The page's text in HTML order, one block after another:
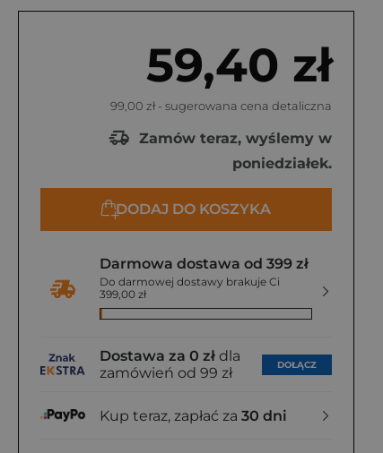
59,40 zł
99,00 zł - sugerowana cena detaliczna
Zamów teraz, wyślemy w
poniedziałek.
DODAJ DO KOSZYKA
Darmowa dostawa od 399 zł
Do darmowej dostawy brakuje Ci
399,00 zł
Dostawa za 0 zł dla
zamówień od 99 zł
DOŁĄCZ
Kup teraz, zapłać za 30 dni